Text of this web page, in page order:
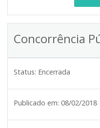
Concorrência
Status: Encerrada
Publicado em: 08/02/2018